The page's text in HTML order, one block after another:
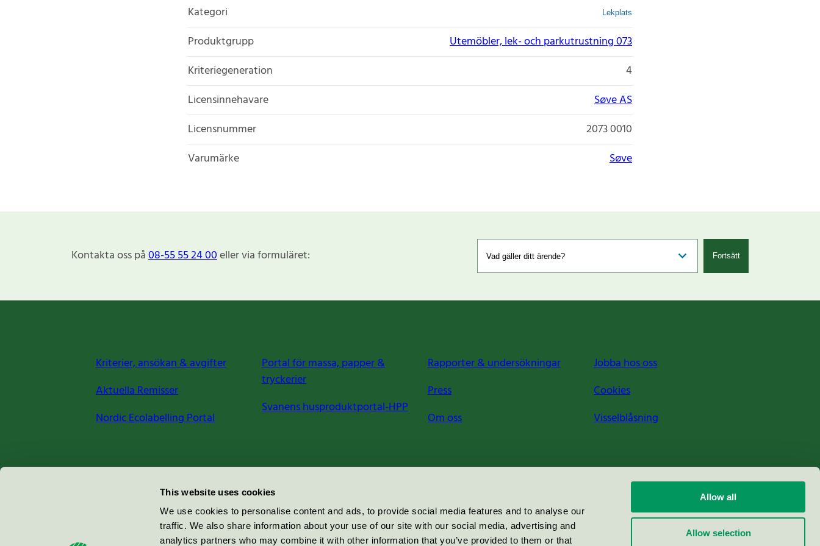
This website uses cookies
We use cookies to personalise content and ads, to provide social media features and to analyse our
traffic. We also share information about your use of our site with our social media, advertising and
analytics partners who may combine it with other information that you’ve provided to them or that
Allow all
Allow selection
Kategori Lekplats
Produktgrupp
Utemöbler, lek- och parkutrustning 073
Kriteriegeneration
4
Licensinnehavare
Søve AS
Licensnummer
2073 0010
Varumärke
Søve
Kontakta oss på08-55 55 24 00eller via formuläret: Fortsätt
Kriterier, ansökan & avgifter
Aktuella Remisser
Nordic Ecolabelling Portal
Portal för massa, papper &
tryckerier
Svanens husproduktportal-HPP
Rapporter & undersökningar
Press
Om oss
Jobba hos oss
Cookies
Visselblåsning
Miljömärkning Sverige AB
100 64